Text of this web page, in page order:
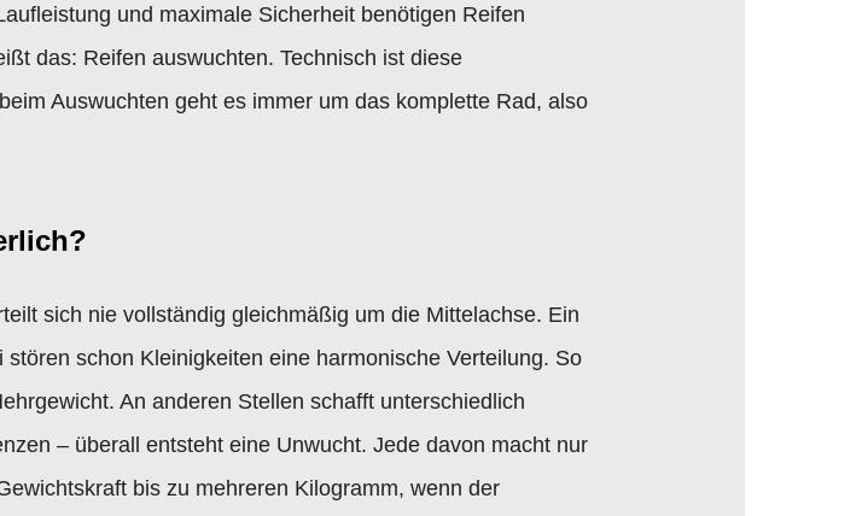
und maximale Sicherheit benötigen Reifen
das: Reifen auswuchten. Technisch ist diese
Auswuchten geht es immer um das komplette Rad, also
sich nie vollständig gleichmäßig um die Mittelachse. Ein
schon Kleinigkeiten eine harmonische Verteilung. So
An anderen Stellen schafft unterschiedlich
– überall entsteht eine Unwucht. Jede davon macht nur
bis zu mehreren Kilogramm, wenn der